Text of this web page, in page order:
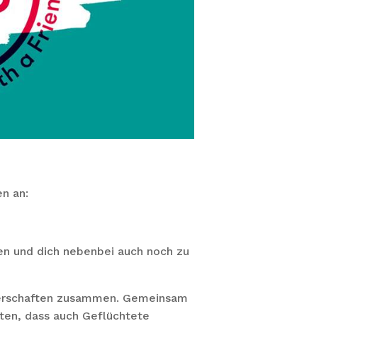
an:
und dich nebenbei auch noch zu
zusammen. Gemeinsam
dass auch Geflüchtete